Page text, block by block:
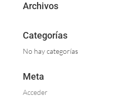
Archivos
Categorías
No hay categorías
Meta
Acceder